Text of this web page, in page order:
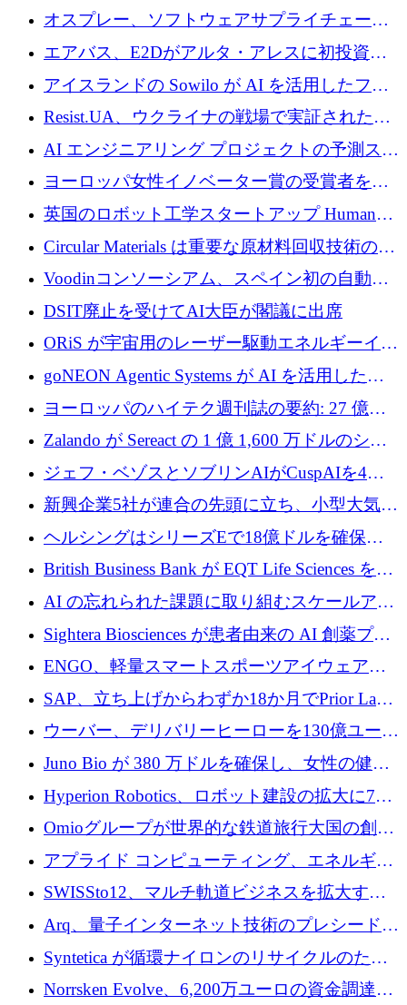
グループとしてポートフォリオを拡大し ETG
に買収
オスプレー、ソフトウェアサプライチェーン
攻撃を阻止するために265万ドルを確保
エアバス、E2Dがアルタ・アレスに初投資、
欧州防衛技術ファンドに5億ユーロを拠出
アイスランドの Sowilo が AI を活用したファ
ッション製品インテリジェンス プラットフォ
ームを拡大するためにプレシードを調達
Resist.UA、ウクライナの戦場で実証された防
衛技術を拡大するために5,000万ユーロの欧州
基金を立ち上げる
AI エンジニアリング プロジェクトの予測スタ
ートアップ Cascade が a16z アクセラレータか
らの支援を獲得
ヨーロッパ女性イノベーター賞の受賞者を紹
介します
英国のロボット工学スタートアップ Humanoid
がシリーズ A 1 億 5,200 万ドルで評価額 13 億
5,000 万ドルに到達
Circular Materials は重要な原材料回収技術の拡
張に 1,180 万ユーロを確保
Voodinコンソーシアム、スペイン初の自動木
製ブレード工場の建設にEU補助金4,800万ユ
ーロを確保
DSIT廃止を受けてAI大臣が閣議に出席
ORiS が宇宙用のレーザー駆動エネルギーイン
フラの構築に 500 万ユーロを調達
goNEON Agentic Systems が AI を活用したイ
ンフラ計画を加速するために 16 万ユーロを確
ヨーロッパのハイテク週刊誌の要約: 27 億ユ
ーロを超える 60 以上のハイテク資金調達取引
Zalando が Sereact の 1 億 1,600 万ドルのシリ
ーズ B に参加し、AI を活用した倉庫自動化を
ジェフ・ベゾスとソブリンAIがCuspAIを4億
5,000万ドルの資金調達で支援
新興企業5社が連合の先頭に立ち、小型大気質
センサーをEUのクリーンエア政策の中心に据
ヘルシングはシリーズEで18億ドルを確保、
ウーバーはデリバリー・ヒーローを130億ユー
銀行を立ち上げる
British Business Bank が EQT Life Sciences を
2,500 万ユーロのコミットメントで支援
AI の忘れられた課題に取り組むスケールアッ
プを実現: カメラロール
Sightera Biosciences が患者由来の AI 創薬プラ
ットフォームを拡大するために 300 万ユーロ
のプレシードをクローズ
ENGO、軽量スマートスポーツアイウェアの
進歩のために510万ユーロを調達
SAP、立ち上げからわずか18か月でPrior Labs
を10億ユーロ以上の契約で買収
ウーバー、デリバリーヒーローを130億ユーロ
の契約で買収、99か国にまたがるプラットフ
ォームを構築
Juno Bio が 380 万ドルを確保し、女性の健康
専用の初のシーケンスラボを開設
Hyperion Robotics、ロボット建設の拡大に740
万ドルを確保
Omioグループが世界的な鉄道旅行大国の創設
を目指してRail Europeを買収
アプライド コンピューティング、エネルギー
向け基盤 AI の拡張に 2,000 万ドルを調達
SWISSto12、マルチ軌道ビジネスを拡大する
ためにシリーズCで7,000万ドルを調達
Arq、量子インターネット技術のプレシードと
して140万ドルを確保
Syntetica が循環ナイロンのリサイクルのため
にシリーズ A で 3,000 万ドルを調達
Norrsken Evolve、6,200万ユーロの資金調達